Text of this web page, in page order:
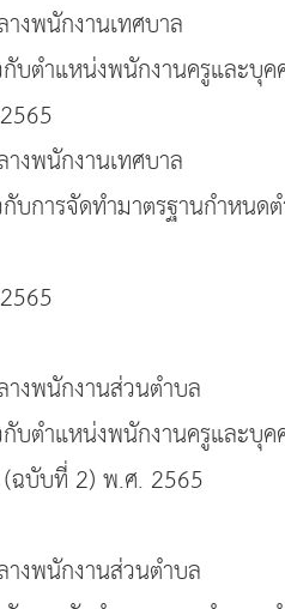
งพนักงานเทศบาล
กับตำแหน่งพนักงานครูและบุ
งพนักงานเทศบาล
กับการจัดทำมาตรฐานกำหน
งพนักงานส่วนตำบล
กับตำแหน่งพนักงานครูและบุ
(ฉบับที่ 2) พ.ศ. 2565
งพนักงานส่วนตำบล